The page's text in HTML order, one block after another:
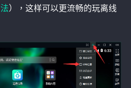
），这样可以更流畅的玩离线